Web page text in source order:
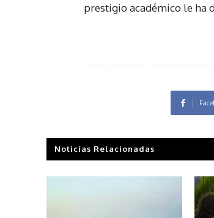
prestigio académico le ha
Noticias Relacionadas